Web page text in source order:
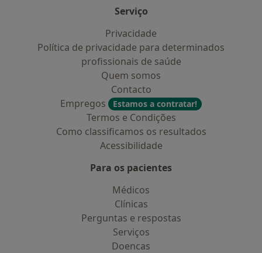
Serviço
Privacidade
Política de privacidade para determinados
profissionais de saúde
Quem somos
Contacto
Empregos
Estamos a contratar!
Termos e Condições
Como classificamos os resultados
Acessibilidade
Para os pacientes
Médicos
Clínicas
Perguntas e respostas
Serviços
Doencas